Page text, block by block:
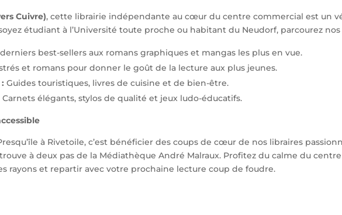
Cuivre), cette librairie indépendante au cœur du centre commercial est un
étudiant à l’Université toute proche ou habitant du Neudorf, parcourez
best-sellers aux romans graphiques et mangas les plus en vue.
et romans pour donner le goût de la lecture aux plus jeunes.
Guides touristiques, livres de cuisine et de bien-être.
Carnets élégants, stylos de qualité et jeux ludo-éducatifs.
à Rivetoile, c’est bénéficier des coups de cœur de nos libraires
à deux pas de la Médiathèque André Malraux. Profitez du calme du
rayons et repartir avec votre prochaine lecture coup de foudre.